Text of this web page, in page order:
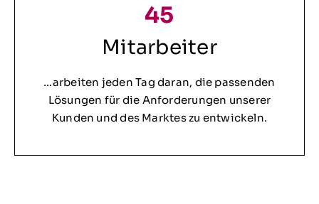
45
Mitarbeiter
…arbeiten jeden Tag daran, die passenden
Lösungen für die Anforderungen unserer
Kunden und des Marktes zu entwickeln.